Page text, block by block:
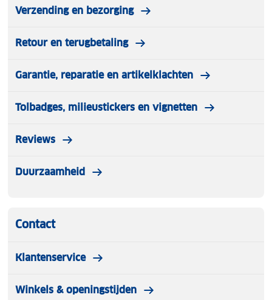
Verzending en bezorging
Retour en terugbetaling
Garantie, reparatie en artikelklachten
Tolbadges, milieustickers en vignetten
Reviews
Duurzaamheid
Contact
Klantenservice
Winkels & openingstijden